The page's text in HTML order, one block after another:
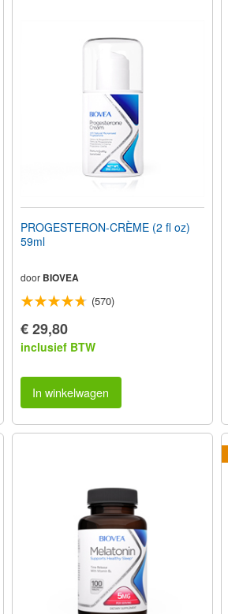
PROGESTERON-CRÈME (2 fl oz)
59ml
door BIOVEA
(570)
€ 29,80
inclusief BTW
In winkelwagen